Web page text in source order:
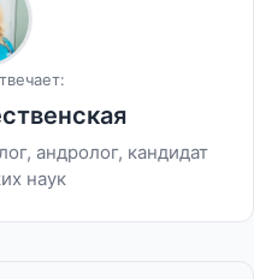
андролог, кандидат
наук